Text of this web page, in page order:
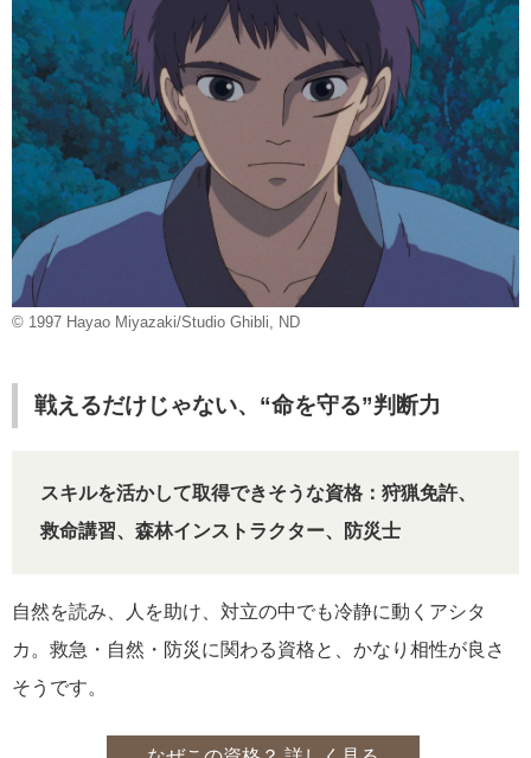
© 1997 Hayao Miyazaki/Studio Ghibli, ND
戦えるだけじゃない、“命を守る”判断力
スキルを活かして取得できそうな資格：狩猟免許、
救命講習、森林インストラクター、防災士
自然を読み、人を助け、対立の中でも冷静に動くアシタ
カ。救急・自然・防災に関わる資格と、かなり相性が良さ
そうです。